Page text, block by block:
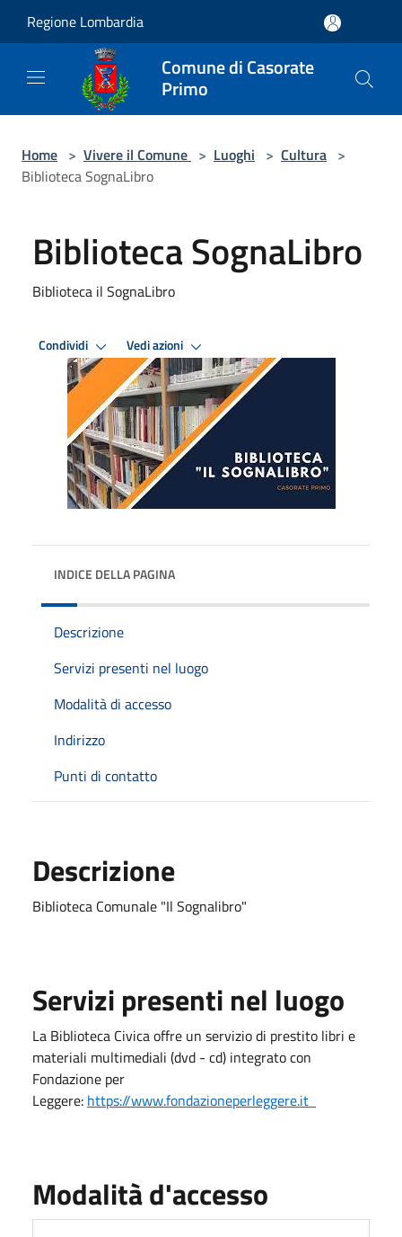
Regione Lombardia
Comune di Casorate
Primo
Home > Vivere il Comune > Luoghi > Cultura >
Biblioteca SognaLibro
Biblioteca SognaLibro
Biblioteca il SognaLibro
Condividi Vedi azioni
INDICE DELLA PAGINA
Descrizione
Servizi presenti nel luogo
Modalità di accesso
Indirizzo
Punti di contatto
Descrizione
Biblioteca Comunale "Il Sognalibro"
Servizi presenti nel luogo
La Biblioteca Civica offre un servizio di prestito libri e
materiali multimediali (dvd - cd) integrato con
Fondazione per
Leggere: https://www.fondazioneperleggere.it
Modalità d'accesso